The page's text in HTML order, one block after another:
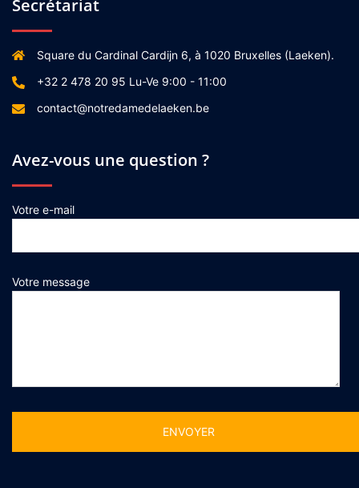
Secrétariat
Square du Cardinal Cardijn 6, à 1020 Bruxelles (Laeken).
+32 2 478 20 95 Lu-Ve 9:00 - 11:00
contact@notredamedelaeken.be
Avez-vous une question ?
Votre e-mail
Votre message